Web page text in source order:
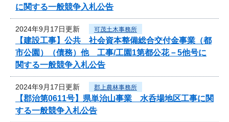
に関する一般競争入札公告
2024年9月17日更新 可茂土木事務所
【建設工事】公共 社会資本整備総合交付金事業（都
市公園）（債務）他 工事/工園1第都公花－5他号に
関する一般競争入札公告
2024年9月17日更新 郡上農林事務所
【郡治第0611号】県単治山事業 水呑場地区工事に関
する一般競争入札公告